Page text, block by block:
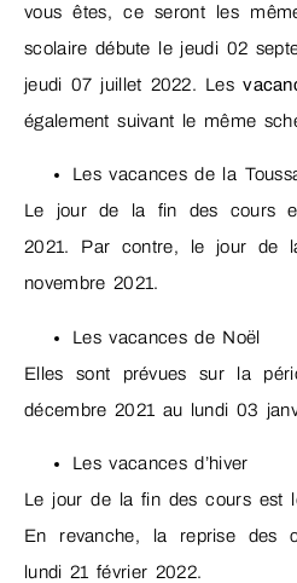
vous êtes, ce seront les
scolaire débute le jeudi 02
jeudi 07 juillet 2022. Les
également suivant le même
Les vacances de la
Le jour de la fin des cours
2021. Par contre, le jour de
novembre 2021.
Les vacances de Noël
Elles sont prévues sur la
décembre 2021 au lundi 03
Les vacances d’hiver
Le jour de la fin des cours est
En revanche, la reprise des
lundi 21 février 2022.